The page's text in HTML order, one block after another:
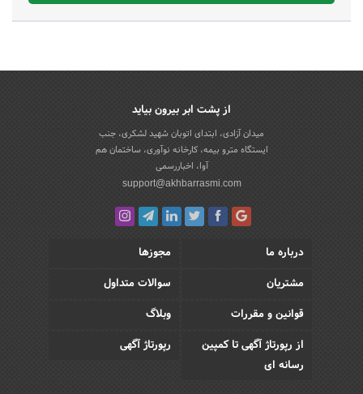
از پشت ابر بیرون بیاید
میدان آزادی، ابتدای اتوبان شهید لشکری، جنب
ایستگاه مترو بیمه، کارخانه نوآوری، ساختمان هم
آوا، اخباررسمی
support@akhbarrasmi.com
درباره ما
مجوزها
مشتریان
سوالات متداول
قوانین و مقررات
وبلاگ
از رپورتاژ آگهی تا کمپین
رسانه ای
رپورتاژ آگهی